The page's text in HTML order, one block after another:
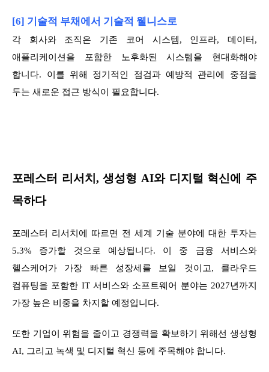
[6] 기술적 부채에서 기술적 웰니스로
각 회사와 조직은 기존 코어 시스템, 인프라, 데이터,
애플리케이션을 포함한 노후화된 시스템을 현대화해야
합니다. 이를 위해 정기적인 점검과 예방적 관리에 중점을
두는 새로운 접근 방식이 필요합니다.
포레스터 리서치, 생성형 AI와 디지털 혁신에 주
목하다
포레스터 리서치에 따르면 전 세계 기술 분야에 대한 투자는
5.3% 증가할 것으로 예상됩니다. 이 중 금융 서비스와
헬스케어가 가장 빠른 성장세를 보일 것이고, 클라우드
컴퓨팅을 포함한 IT 서비스와 소프트웨어 분야는 2027년까지
가장 높은 비중을 차지할 예정입니다.
또한 기업이 위험을 줄이고 경쟁력을 확보하기 위해선 생성형
AI, 그리고 녹색 및 디지털 혁신 등에 주목해야 합니다.